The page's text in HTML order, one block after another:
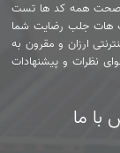
صحت همه کد ها تست
هات جلب رضایت شما
ارزان و مقرون به
نظرات و پیشنهادات
با ما